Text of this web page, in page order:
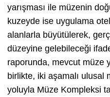
yarışması ile müzenin
kuzeyde ise uygulama
alanlarla büyütülerek,
düzeyine gelebileceği
raporunda, mevcut müze
birlikte, iki aşamalı ulusal
yoluyla Müze Kompleksi